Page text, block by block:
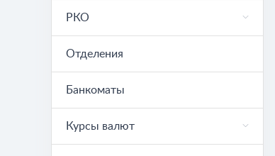
РКО
Отделения
Банкоматы
Курсы валют